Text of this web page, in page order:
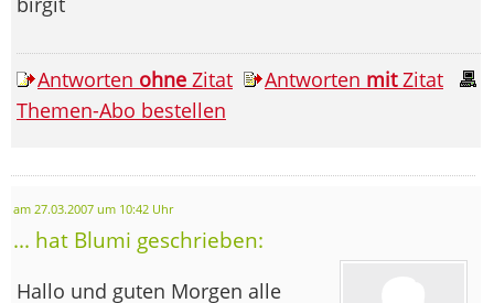
Antworten ohne Zitat Antworten mitZitat
Themen-Abo bestellen
am 27.03.2007 um 10:42 Uhr
... hat Blumi geschrieben:
Hallo und guten Morgen alle